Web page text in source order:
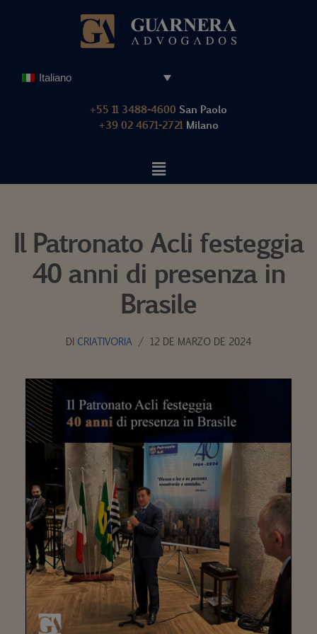
contenutoItaliano
+55 11 3488-4600 San Paolo
+39 02 4671-2721 Milano
Il Patronato Acli festeggia
40 anni di presenza in
Brasile
DI CRIATIVORIA 12 DE MARZO DE 2024